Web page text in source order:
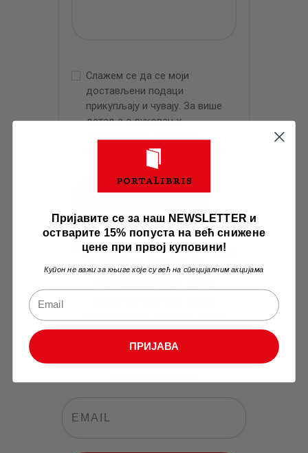
Слажем се да се моји
достављени подаци
прикупљају и чувају. За више
детаља о руковању
погледајте нашу
Пријавите се за наш
NEWSLETTER и
снижене цене при
првој куповини!
Пријавите се за наш NEWSLETTER и
остварите 15% попуста на већ снижене
цене при првој куповини!
Купон не важи за књиге које су већ на специјалним акцијама
ПРИЈАВА